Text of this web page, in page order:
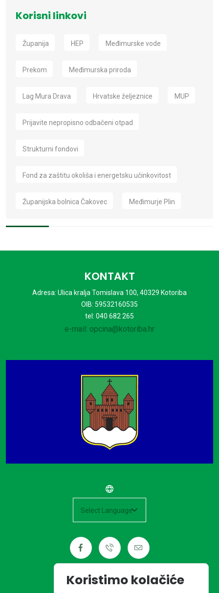
Korisni linkovi
Županija HEP Međimurske vode
Prekom Međimurska priroda
Lag Mura Drava Hrvatske željeznice MUP
Prijavite nepropisno odbačeni otpad
Strukturni fondovi
Fond za zaštitu okoliša i energetsku učinkovitost
Županijska bolnica Čakovec Međimurje Plin
KONTAKT
Adresa: Ulica kralja Tomislava 100, 40329 Kotoriba
OIB: 59532160535
tel: 040 682 265
e-mail: opcina@kotoriba.hr
Koristimo kolačiće